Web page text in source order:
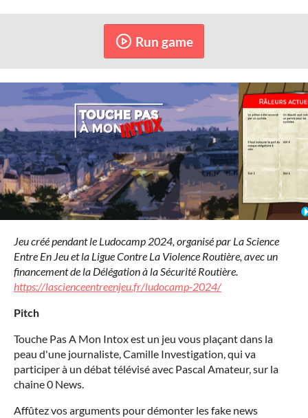
Run game
Jeu créé pendant le Ludocamp 2024, organisé par La Science
Entre En Jeu et la Ligue Contre La Violence Routière, avec un
financement de la Délégation à la Sécurité Routière.
https://lascienceentreenjeu.fr/ludocamp-2024/
Pitch
Touche Pas A Mon Intox est un jeu vous plaçant dans la
peau d'une journaliste, Camille Investigation, qui va
participer à un débat télévisé avec Pascal Amateur, sur la
chaine 0 News.
Affûtez vos arguments pour démonter les fake news